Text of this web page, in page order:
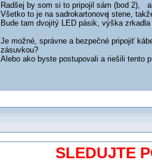
Radšej by som si to pripojil sám (bod 2),
Všetko to je na sadrokartonovej stene,
Bude tam dvojitý LED pásik, výška
Je možné, správne a bezpečné pripojiť
zásuvkou?
Alebo ako byste postupovali a riešili tento
SLEDUJTE